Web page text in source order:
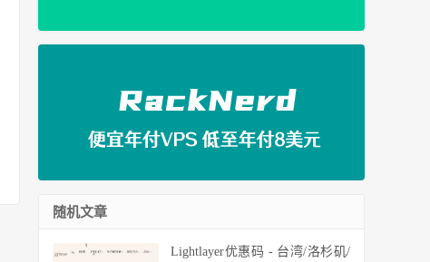
随机文章
Lightlayer优惠码 - 台湾/洛杉矶/